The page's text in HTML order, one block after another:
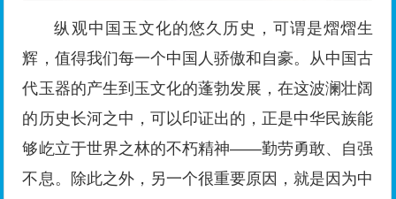
纵观中国玉文化的悠久历史，可谓是熠熠生
辉，值得我们每一个中国人骄傲和自豪。从中国古
代玉器的产生到玉文化的蓬勃发展，在这波澜壮阔
的历史长河之中，可以印证出的，正是中华民族能
够屹立于世界之林的不朽精神——勤劳勇敢、自强
不息。除此之外，另一个很重要原因，就是因为中